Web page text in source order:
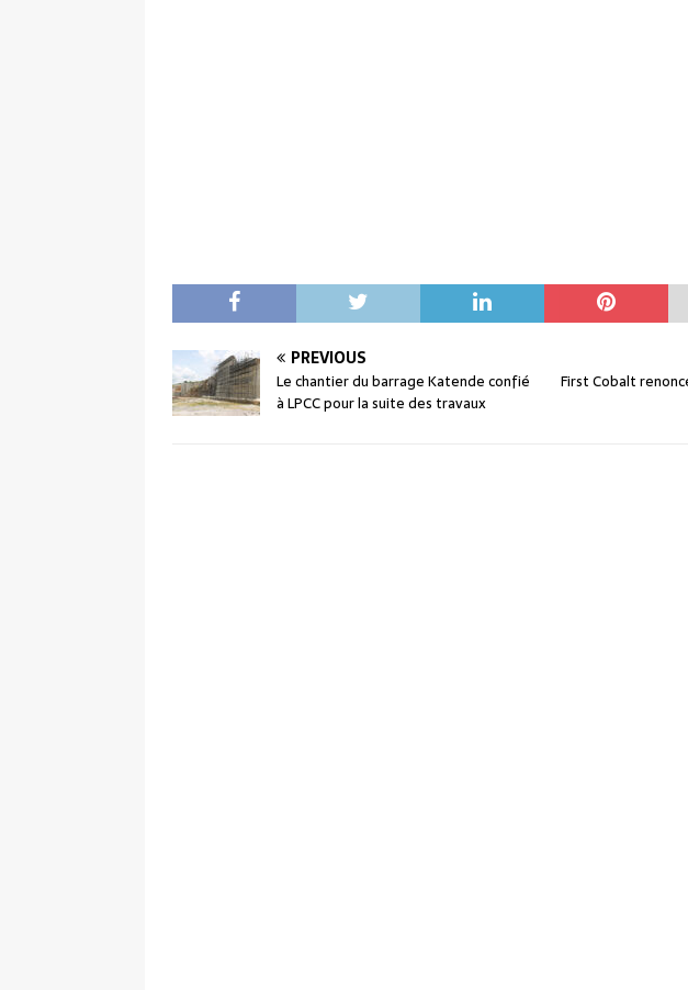
PREVIOUS
Le chantier du barrage Katende confié
à LPCC pour la suite des travaux
First Cobalt